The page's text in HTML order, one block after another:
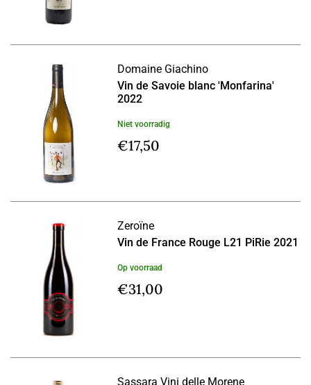
€19,50.€16,50.
Domaine Giachino
Vin de Savoie blanc 'Monfarina'
2022
Niet voorradig
€17,50
Zeroïne
Vin de France Rouge L21 PiRie 2021
Op voorraad
€31,00
Sassara Vini delle Morene